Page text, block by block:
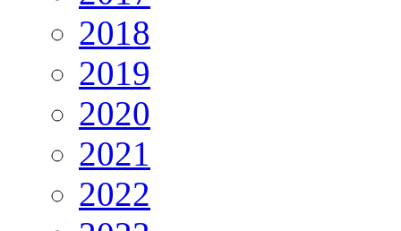
2018
2019
2020
2021
2022